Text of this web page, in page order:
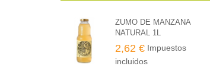
ZUMO DE MANZANA
NATURAL 1L
2,62 € Impuestos
incluidos